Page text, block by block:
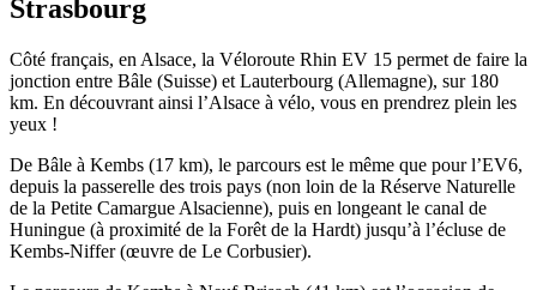
Strasbourg
Côté français, en Alsace, la Véloroute Rhin EV 15 permet de faire la
jonction entre Bâle (Suisse) et Lauterbourg (Allemagne), sur 180
km. En découvrant ainsi l’Alsace à vélo, vous en prendrez plein les
yeux !
De Bâle à Kembs (17 km), le parcours est le même que pour l’EV6,
depuis la passerelle des trois pays (non loin de la Réserve Naturelle
de la Petite Camargue Alsacienne), puis en longeant le canal de
Huningue (à proximité de la Forêt de la Hardt) jusqu’à l’écluse de
Kembs-Niffer (œuvre de Le Corbusier).